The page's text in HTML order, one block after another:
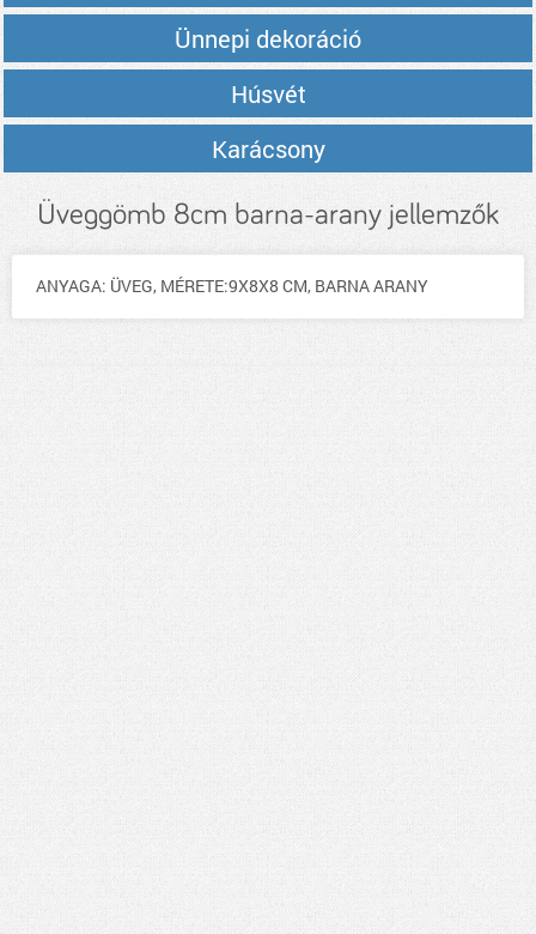
Ünnepi dekoráció
Húsvét
Karácsony
Üveggömb 8cm barna-arany jellemzők
ANYAGA: ÜVEG, MÉRETE:9X8X8 CM, BARNA ARANY